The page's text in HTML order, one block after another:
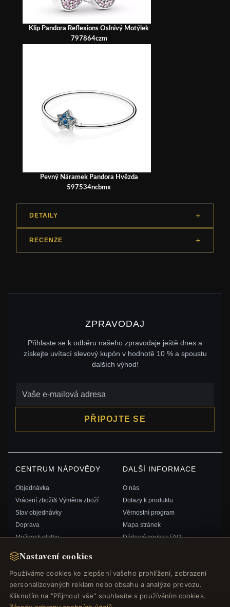
Nastavení cookies
Používáme cookies ke zlepšení vašeho prohlížení, zobrazení
personalizovaných reklam nebo obsahu a analýze provozu.
Kliknutím na "Přijmout vše" souhlasíte s používáním cookies.
Klip Pandora Reflexions Oslnivý Motýlek
797864czm
Pevný Náramek Pandora Hvězda
597534ncbmx
DETAILY
RECENZE
ZPRAVODAJ
Přihlaste se k odběru našeho zpravodaje ještě dnes a
získejte uvítací slevový kupón v hodnotě 10 % a spoustu
dalších výhod!
PŘIPOJTE SE
CENTRUM NÁPOVĚDY
Objednávka
Vrácení zboží& Výměna zboží
Stav objednávky
Doprava
Možnosti platby
Kontaktujte nás
DALŠÍ INFORMACE
O nás
Dotazy k produktu
Věrnostní program
Mapa stránek
Dárkový poukaz FAQ
RYCHLÉ ODKAZY SLEDUJTE NÁS